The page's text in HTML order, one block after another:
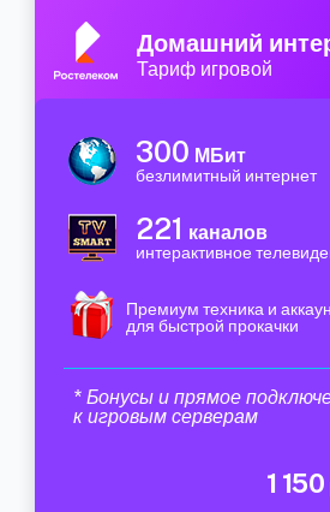
Домашний
Тариф игровой
300 МБит
безлимитный интернет
221 каналов
интерактивное
Премиум техника и
для быстрой прокачки
* Бонусы и прямое
к игровым серверам
1 150